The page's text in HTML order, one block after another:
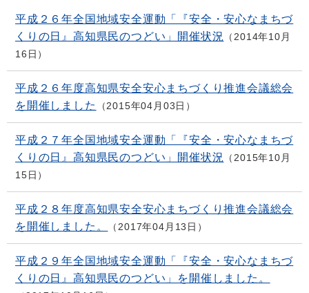
平成２６年全国地域安全運動「『安全・安心なまちづ
くりの日』高知県民のつどい」開催状況
2014年10月
16日
平成２６年度高知県安全安心まちづくり推進会議総会
を開催しました
2015年04月03日
平成２７年全国地域安全運動「『安全・安心なまちづ
くりの日』高知県民のつどい」開催状況
2015年10月
15日
平成２８年度高知県安全安心まちづくり推進会議総会
を開催しました。
2017年04月13日
平成２９年全国地域安全運動「『安全・安心なまちづ
くりの日』高知県民のつどい」を開催しました。